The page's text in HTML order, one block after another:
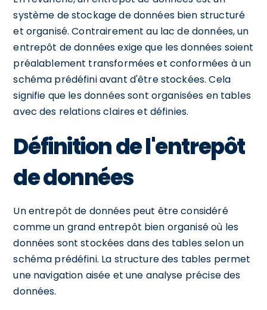
système de stockage de données bien structuré
et organisé. Contrairement au lac de données, un
entrepôt de données exige que les données soient
préalablement transformées et conformées à un
schéma prédéfini avant d'être stockées. Cela
signifie que les données sont organisées en tables
avec des relations claires et définies.
Définition de l'entrepôt
de données
Un entrepôt de données peut être considéré
comme un grand entrepôt bien organisé où les
données sont stockées dans des tables selon un
schéma prédéfini. La structure des tables permet
une navigation aisée et une analyse précise des
données.